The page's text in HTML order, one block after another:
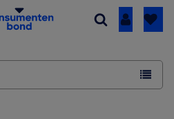
Inloggen